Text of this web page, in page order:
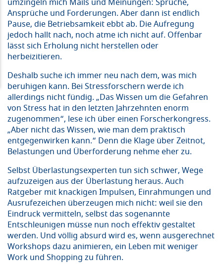
Ansprüche und Forderungen. Aber dann ist endlich
Pause, die Betriebsamkeit ebbt ab. Die Aufregung
jedoch hallt nach, noch atme ich nicht auf. Offenbar
lässt sich Erholung nicht herstellen oder
herbeizitieren.
Deshalb suche ich immer neu nach dem, was mich
beruhigen kann. Bei Stressforschern werde ich
allerdings nicht fündig. „Das Wissen um die Gefahren
von Stress hat in den letzten Jahrzehnten enorm
zugenommen“, lese ich über einen Forscherkongress.
„Aber nicht das Wissen, wie man dem praktisch
entgegenwirken kann.“ Denn die Klage über Zeitnot,
Belastungen und Überforderung nehme eher zu.
Selbst Überlastungsexperten tun sich schwer, Wege
aufzuzeigen aus der Überlastung heraus. Auch
Ratgeber mit knackigen Impulsen, Einrahmungen und
Ausrufezeichen überzeugen mich nicht: weil sie den
Eindruck vermitteln, selbst das sogenannte
Entschleunigen müsse nun noch effektiv gestaltet
werden. Und völlig absurd wird es, wenn ausgerechnet
Workshops dazu animieren, ein Leben mit weniger
Work und Shopping zu führen.